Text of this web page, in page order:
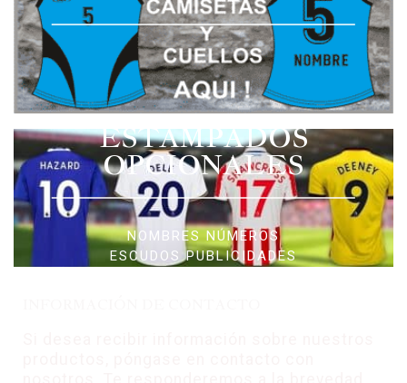
ESTAMPADOS
OPCIONALES
NOMBRES NÚMEROS
ESCUDOS PUBLICIDADES